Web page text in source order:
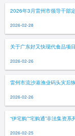
2026年3月雷州市领导干部
2026-02-28
关于广东好又快现代食品项
2026-02-26
雷州市流沙港渔业码头灾后
2026-02-26
“伊宅购”“宅购通”非法集资
2026-02-25